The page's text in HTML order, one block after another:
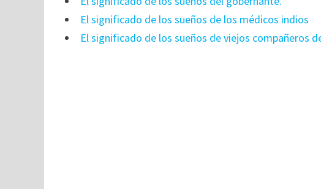
El significado de los sueños de los médicos indios
El significado de los sueños de viejos compañeros